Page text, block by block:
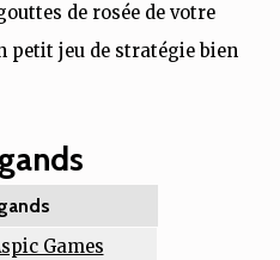
de rosée de votre
petit jeu de stratégie bien
Games